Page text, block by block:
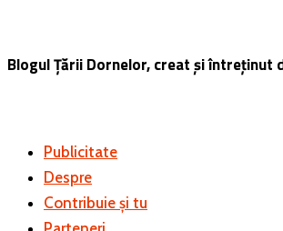
Blogul Țării Dornelor, creat și întreținut
Publicitate
Despre
Contribuie și tu